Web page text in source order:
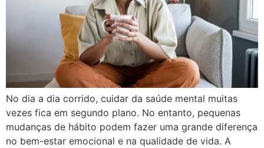
No dia a dia corrido, cuidar da saúde mental muitas
vezes fica em segundo plano. No entanto, pequenas
mudanças de hábito podem fazer uma grande diferença
no bem-estar emocional e na qualidade de vida. A